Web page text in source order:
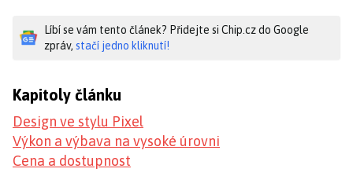
Líbí se vám tento článek? Přidejte si Chip.cz do Google
zpráv, stačí jedno kliknutí!
Kapitoly článku
Design ve stylu Pixel
Výkon a výbava na vysoké úrovni
Cena a dostupnost